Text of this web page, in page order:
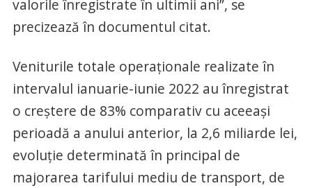
valorile înregistrate în ultimii ani”, se
precizează în documentul citat.
Veniturile totale operaţionale realizate în
intervalul ianuarie-iunie 2022 au înregistrat
o creştere de 83% comparativ cu aceeaşi
perioadă a anului anterior, la 2,6 miliarde lei,
evoluţie determinată în principal de
majorarea tarifului mediu de transport, de